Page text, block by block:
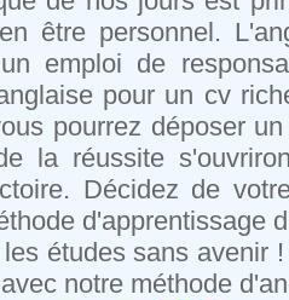
être personnel.
emploi de
pour un cv
pourrez déposer
la réussite
Décidez de
d'apprentissage
études sans avenir
notre méthode